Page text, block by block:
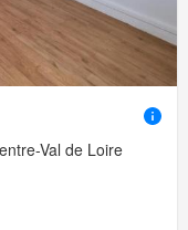
Val de Loire